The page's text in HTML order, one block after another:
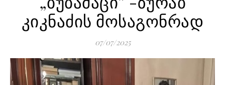
კიკნაძის მოსაგონრად
07/07/2025